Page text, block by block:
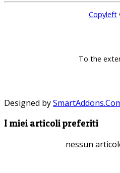
Copyleft
To the
Designed by
I miei articoli preferiti
nessun